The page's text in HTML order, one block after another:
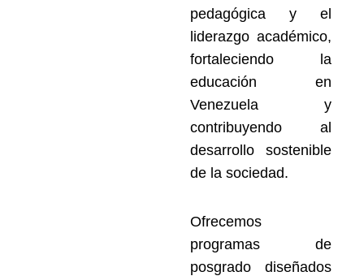
pedagógica y el
liderazgo académico,
fortaleciendo la
educación en
Venezuela y
contribuyendo al
desarrollo sostenible
de la sociedad.
Ofrecemos
programas de
posgrado diseñados